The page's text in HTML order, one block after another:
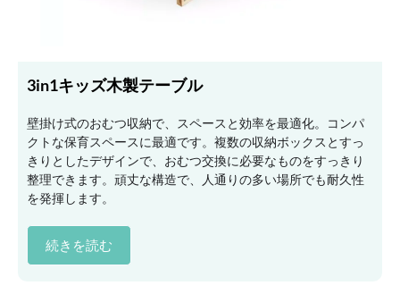
3in1キッズ木製テーブル
壁掛け式のおむつ収納で、スペースと効率を最適化。コンパ
クトな保育スペースに最適です。複数の収納ボックスとすっ
きりとしたデザインで、おむつ交換に必要なものをすっきり
整理できます。頑丈な構造で、人通りの多い場所でも耐久性
を発揮します。
続きを読む